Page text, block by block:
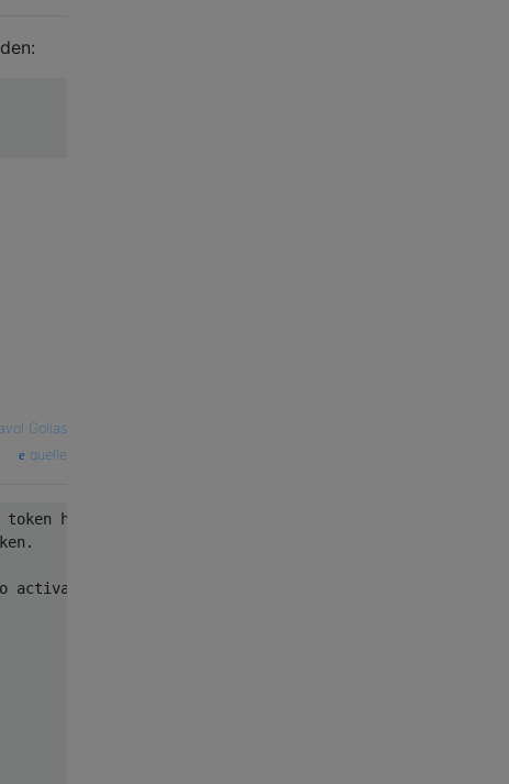
Golias
quelle
him self.it is a Facebook policy
there account again.with a link to your